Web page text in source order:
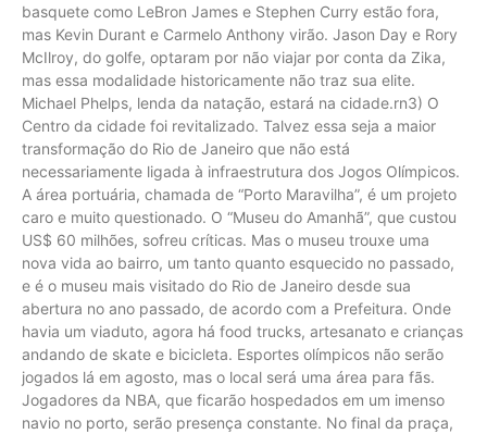
basquete como LeBron James e Stephen Curry estão fora,
mas Kevin Durant e Carmelo Anthony virão. Jason Day e Rory
McIlroy, do golfe, optaram por não viajar por conta da Zika,
mas essa modalidade historicamente não traz sua elite.
Michael Phelps, lenda da natação, estará na cidade.rn3) O
Centro da cidade foi revitalizado. Talvez essa seja a maior
transformação do Rio de Janeiro que não está
necessariamente ligada à infraestrutura dos Jogos Olímpicos.
A área portuária, chamada de “Porto Maravilha”, é um projeto
caro e muito questionado. O “Museu do Amanhã”, que custou
US$ 60 milhões, sofreu críticas. Mas o museu trouxe uma
nova vida ao bairro, um tanto quanto esquecido no passado,
e é o museu mais visitado do Rio de Janeiro desde sua
abertura no ano passado, de acordo com a Prefeitura. Onde
havia um viaduto, agora há food trucks, artesanato e crianças
andando de skate e bicicleta. Esportes olímpicos não serão
jogados lá em agosto, mas o local será uma área para fãs.
Jogadores da NBA, que ficarão hospedados em um imenso
navio no porto, serão presença constante. No final da praça,